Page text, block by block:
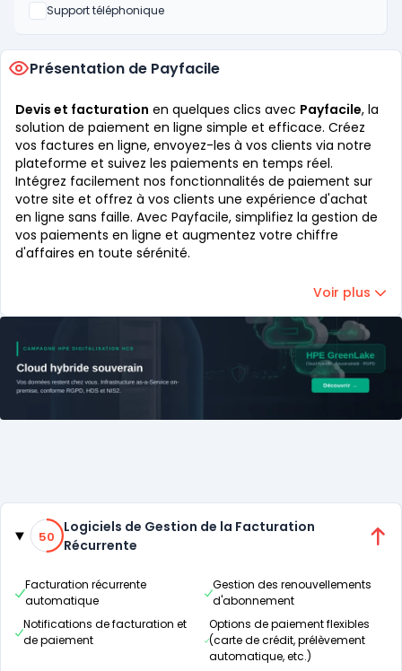
Support téléphonique
Non
Présentation de Payfacile
Devis et facturation en quelques clics avec Payfacile, la
solution de paiement en ligne simple et efficace. Créez
vos factures en ligne, envoyez-les à vos clients via notre
plateforme et suivez les paiements en temps réel.
Intégrez facilement nos fonctionnalités de paiement sur
votre site et offrez à vos clients une expérience d'achat
en ligne sans faille. Avec Payfacile, simplifiez la gestion de
vos paiements en ligne et augmentez votre chiffre
d'affaires en toute sérénité.
Voir plus
Catégories
50% de compatibilité
50
Logiciels de Gestion de la Facturation
Récurrente
Facturation récurrente
automatique
Gestion des renouvellements
d'abonnement
Notifications de facturation et
de paiement
Options de paiement flexibles
(carte de crédit, prélèvement
automatique, etc.)